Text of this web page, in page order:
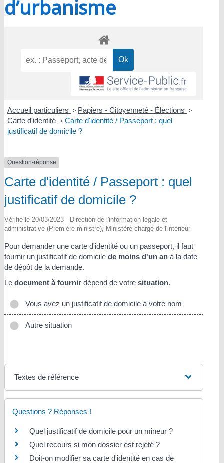
d’urbanisme
Accueil particuliers > Papiers - Citoyenneté - Élections >
Carte d'identité > Carte d'identité / Passeport : quel
justificatif de domicile ?
Question-réponse
Carte d'identité / Passeport : quel
justificatif de domicile ?
Vérifié le 20/03/2023 - Direction de l'information légale et
administrative (Première ministre), Ministère chargé de l'intérieur
Pour demander une carte d'identité ou un passeport, il faut
fournir un justificatif de domicile de moins d'un anà la date
de dépôt de la demande.
Le document à fournirdépend de votre situation.
Vous avez un justificatif de domicile à votre nom
Autre situation
Textes de référence
Questions ? Réponses !
Quel justificatif de domicile pour un mineur ?
Quel recours si mon dossier est rejeté ?
Doit-on modifier sa carte d'identité en cas de